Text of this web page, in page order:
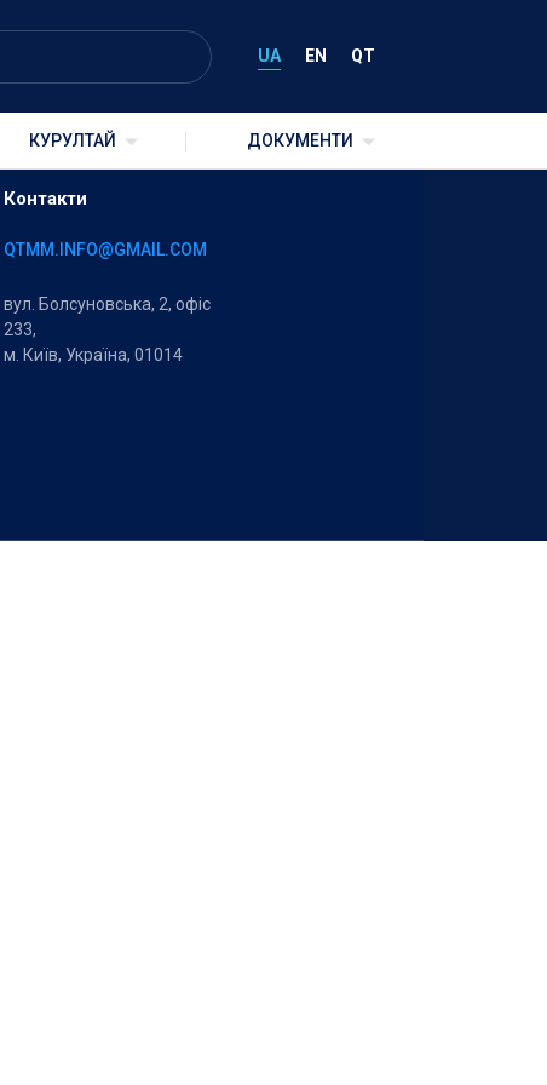
UA EN QT
КУРУЛТАЙ ДОКУМЕНТИ
Контакти
QTMM.INFO@GMAIL.COM
вул. Болсуновська, 2, офіс
233,
м. Київ, Україна, 01014